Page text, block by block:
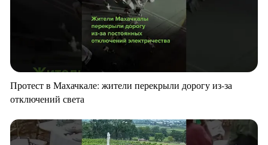
Протест в Махачкале: жители перекрыли дорогу из-за
отключений света